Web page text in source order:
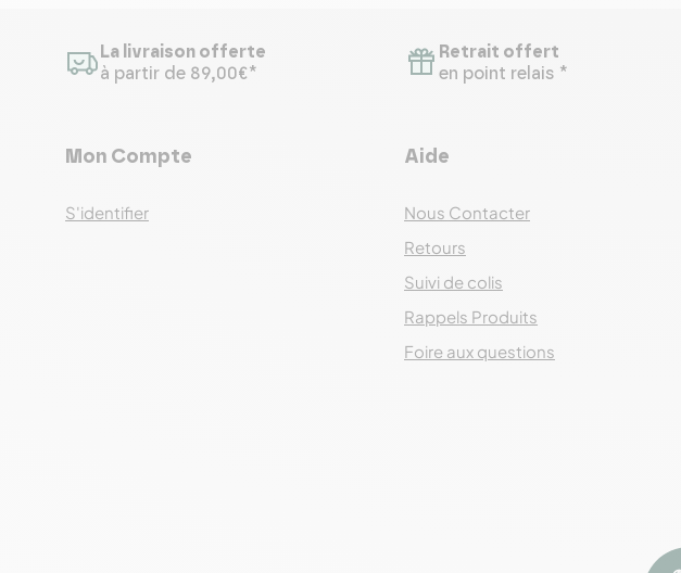
La livraison offerte
à partir de 89,00€*
Retrait offert
en point relais *
Mon Compte
S'identifier
Aide
Nous Contacter
Retours
Suivi de colis
Rappels Produits
Foire aux questions